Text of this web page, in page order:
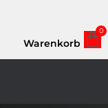
Warenkorb
0